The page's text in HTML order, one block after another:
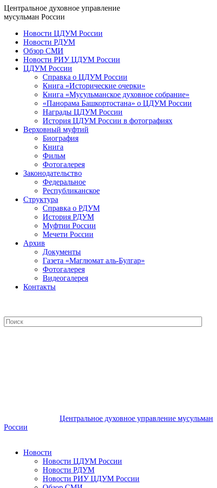
Центральное духовное управление
мусульман России
Новости ЦДУМ России
Новости РДУМ
Обзор СМИ
Новости РИУ ЦДУМ России
ЦДУМ России
Справка о ЦДУМ России
Книга «Исторические очерки»
Книга «Мусульманское духовное собрание»
«Панорама Башкортостана» о ЦДУМ России
Награды ЦДУМ России
История ЦДУМ России в фотографиях
Верховный муфтий
Биография
Книга
Фильм
Фотогалерея
Законодательство
Федеральное
Республиканское
Структура
Справка о РДУМ
История РДУМ
Муфтии России
Мечети России
Архив
Документы
Газета «Маглюмат аль-Булгар»
Фотогалерея
Видеогалерея
Контакты
Центральное духовное управление мусульман
России
Новости
Новости ЦДУМ России
Новости РДУМ
Новости РИУ ЦДУМ России